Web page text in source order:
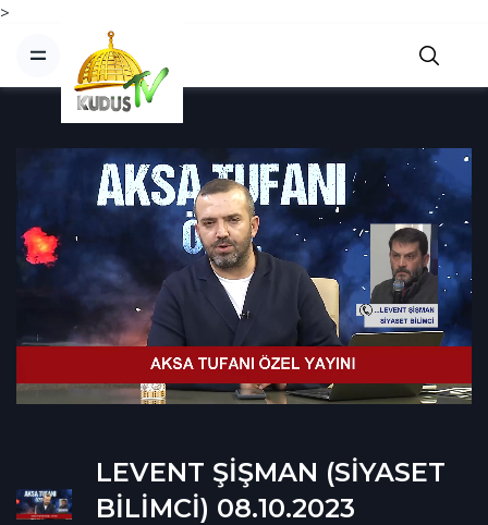
>
LEVENT ŞİŞMAN (SİYASET
BİLİMCİ) 08.10.2023